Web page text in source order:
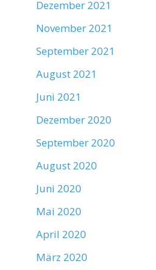
Dezember 2021
November 2021
September 2021
August 2021
Juni 2021
Dezember 2020
September 2020
August 2020
Juni 2020
Mai 2020
April 2020
März 2020